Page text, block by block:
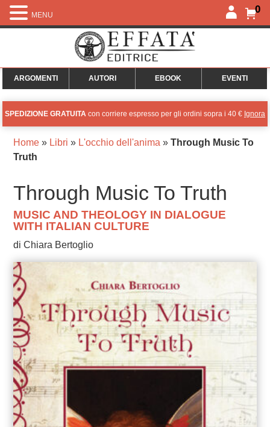
0
ARGOMENTI AUTORI EBOOK EVENTI
SPEDIZIONE GRATUITA con corriere espresso per gli ordini sopra i 40 € Ignora
Home» Libri » L'occhio dell'anima » Through Music To
Truth
Through Music To Truth
MUSIC AND THEOLOGY IN DIALOGUE
WITH ITALIAN CULTURE
di Chiara Bertoglio
MENU